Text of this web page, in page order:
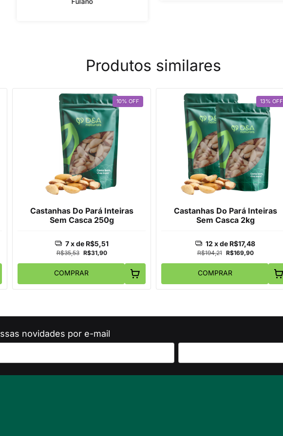
Produtos similares
10% OFF
Castanhas Do Pará Inteiras
Sem Casca 250g
R$35,53 R$31,90
7 x de R$5,51
COMPRAR
13% OFF
Castanhas Do Pará Inteiras
Sem Casca 2kg
R$194,21 R$169,90
12 x de R$17,48
COMPRAR
novidades por e-mail